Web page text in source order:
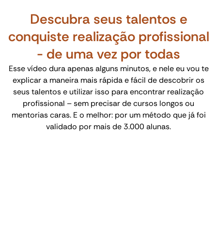
Descubra seus talentos e
conquiste realização profissional
- de uma vez por todas
Esse vídeo dura apenas alguns minutos, e nele eu vou te
explicar a maneira mais rápida e fácil de descobrir os
seus talentos e utilizar isso para encontrar realização
profissional – sem precisar de cursos longos ou
mentorias caras. E o melhor: por um método que já foi
validado por mais de 3.000 alunas.